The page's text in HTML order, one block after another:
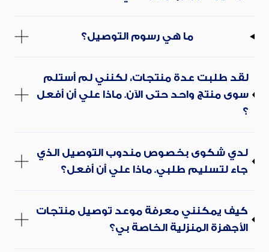
ما هي رسوم التوصيل؟
لقد طلبت عدة منتجات، لكنني لم أستلم
سوى منتج واحد حتى الآن. ماذا علي أن أفعل
؟
لدي شكوى بخصوص مندوب التوصيل الذي
جاء لتسليم طلبي. ماذا علي أن أفعل؟
كيف يمكنني معرفة موعد توصيل منتجات
الأجهزة المنزلية الخاصة بي؟